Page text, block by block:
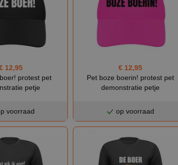
12,95
protest pet
petje
voorraad
€ 12,95
Pet boze boerin! protest pet
demonstratie petje
op voorraad